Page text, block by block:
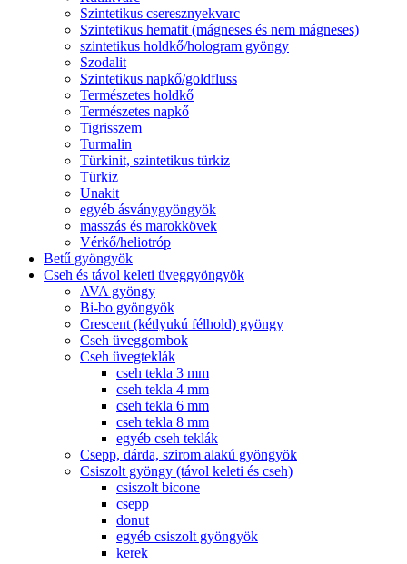
Szintetikus cseresznyekvarc
Szintetikus hematit (mágneses és nem mágneses)
szintetikus holdkő/hologram gyöngy
Szodalit
Szintetikus napkő/goldfluss
Természetes holdkő
Természetes napkő
Tigrisszem
Turmalin
Türkinit, szintetikus türkiz
Türkiz
Unakit
egyéb ásványgyöngyök
masszás és marokkövek
Vérkő/heliotróp
Betű gyöngyök
Cseh és távol keleti üveggyöngyök
AVA gyöngy
Bi-bo gyöngyök
Crescent (kétlyukú félhold) gyöngy
Cseh üveggombok
Cseh üvegteklák
cseh tekla 3 mm
cseh tekla 4 mm
cseh tekla 6 mm
cseh tekla 8 mm
egyéb cseh teklák
Csepp, dárda, szirom alakú gyöngyök
Csiszolt gyöngy (távol keleti és cseh)
csiszolt bicone
csepp
donut
egyéb csiszolt gyöngyök
kerek